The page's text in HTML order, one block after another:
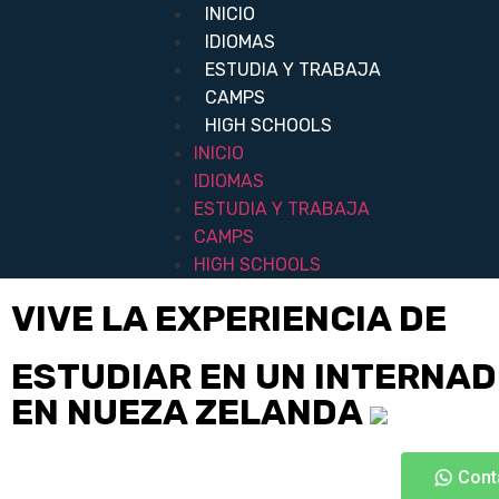
INICIO
IDIOMAS
ESTUDIA Y TRABAJA
CAMPS
HIGH SCHOOLS
INICIO
IDIOMAS
ESTUDIA Y TRABAJA
CAMPS
HIGH SCHOOLS
VIVE LA EXPERIENCIA DE
ESTUDIAR EN UN
EN NUEZA ZELANDA